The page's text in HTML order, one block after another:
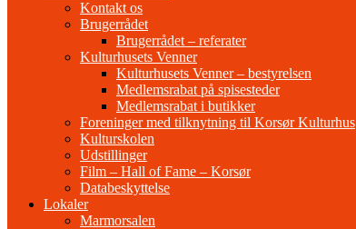
Kontakt os
Brugerrådet
Brugerrådet – referater
Kulturhusets Venner
Kulturhusets Venner – bestyrelsen
Medlemsrabat på spisesteder
Medlemsrabat i butikker
Foreninger med tilknytning til Korsør Kulturhus
Kulturskolen
Udstillinger
Film – Hall of Fame – Korsør
Databeskyttelse
Lokaler
Marmorsalen